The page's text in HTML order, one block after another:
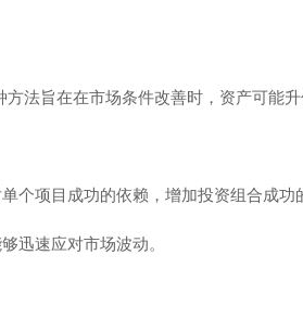
法旨在在市场条件改善时，资产可能升
个项目成功的依赖，增加投资组合成功
迅速应对市场波动。